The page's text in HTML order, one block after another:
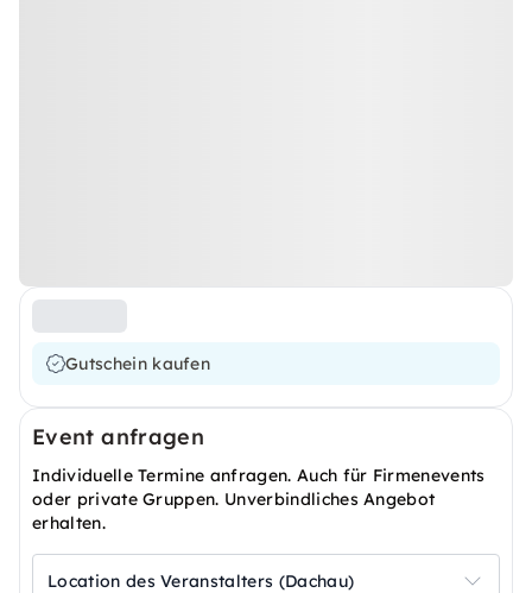
Gutschein kaufen
Event anfragen
Individuelle Termine anfragen. Auch für Firmenevents
oder private Gruppen. Unverbindliches Angebot
erhalten.
Location des Veranstalters (Dachau)